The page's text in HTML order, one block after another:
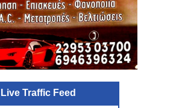
Live Traffic Feed